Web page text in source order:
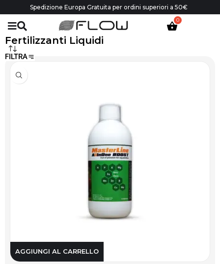
Spedizione Europa Gratuita per ordini superiori a 50€
Fertilizzanti Liquidi
FILTRA
AGGIUNGI AL CARRELLO